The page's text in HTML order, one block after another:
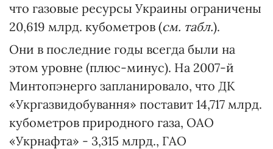
что газовые ресурсы Украины ограничены
20,619 млрд. кубометров (см. табл.).
Они в последние годы всегда были на
этом уровне (плюс-минус). На 2007-й
Минтопэнерго запланировало, что ДК
«Укргазвидобування» поставит 14,717 млрд.
кубометров природного газа, ОАО
«Укрнафта» - 3,315 млрд., ГАО